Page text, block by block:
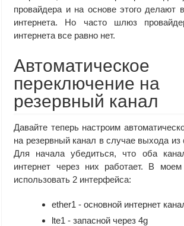
провайдера и на основе этого делают
интернета. Но часто шлюз
интернета все равно нет.
Автоматическое
переключение на
резервный канал
Давайте теперь настроим
на резервный канал в случае выхода из
Для начала убедиться, что оба
интернет через них работает. В
использовать 2 интерфейса:
ether1 - основной интернет
lte1 - запасной через 4g